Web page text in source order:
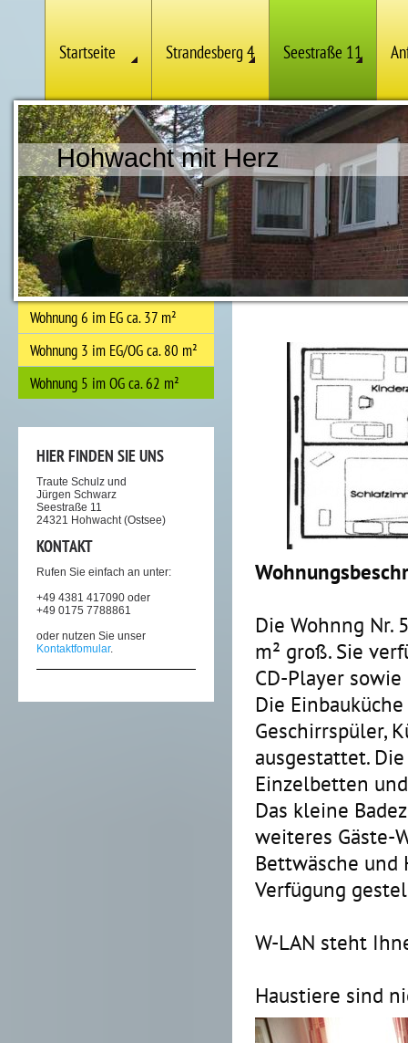
Startseite Strandesberg 4 Seestraße 11
Hohwacht mit Herz
Wohnung 6 im EG ca. 37 m²
Wohnung 3 im EG/OG ca. 80 m²
Wohnung 5 im OG ca. 62 m²
HIER FINDEN SIE UNS
Traute Schulz und
Jürgen Schwarz
Seestraße 11
24321 Hohwacht (Ostsee)
KONTAKT
Rufen Sie einfach an unter:
+49 4381 417090 oder
+49 0175 7788861
oder nutzen Sie unser
Kontaktfomular.
Die Wohnng Nr.
m² groß. Sie
CD-Player
Die
Geschirrspüler,
ausgestattet.
Einzelbetten
Das kleine
weiteres Gäste-
Bettwäsche und
Verfügung
W-LAN steht
Haustiere sind